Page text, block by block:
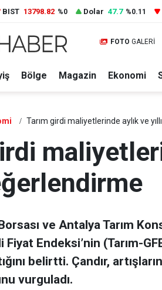
BIST 13798.82 %0 Dolar 47.7 %0.11
FOTO GALERİ
Bölge Magazin Ekonomi
Tarım girdi maliyetlerinde aylık ve
ve Antalya Tarım
Fiyat Endeksi’nin (Tarım-
belirtti. Çandır,
vurguladı.